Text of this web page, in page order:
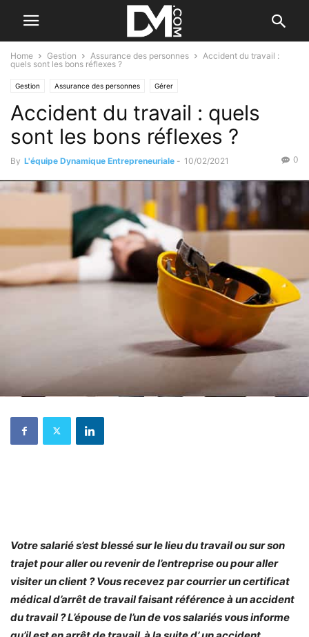
Home Gestion Assurance des personnes
Accident du travail :
quels sont les bons réflexes ?
Gestion Assurance des personnes Gérer
Accident du travail : quels
sont les bons réflexes ?
By L'équipe Dynamique Entrepreneuriale - 10/02/2021 0
Votre salarié s’est blessé sur le lieu du travail ou sur son
trajet pour aller ou revenir de l’entreprise ou pour aller
visiter un client ? Vous recevez par courrier un certificat
médical d’arrêt de travail faisant référence à un accident
du travail ? L’épouse de l’un de vos salariés vous informe